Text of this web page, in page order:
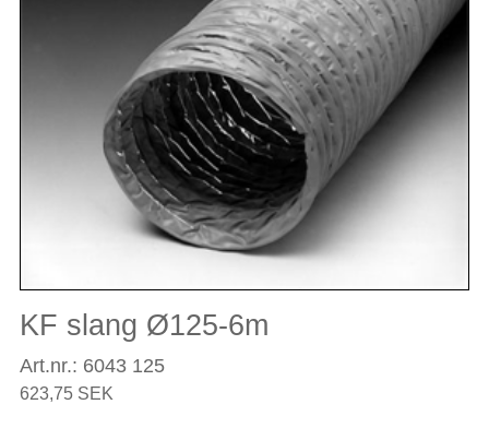
KF slang Ø125-6m
Art.nr.: 6043 125
623,75 SEK